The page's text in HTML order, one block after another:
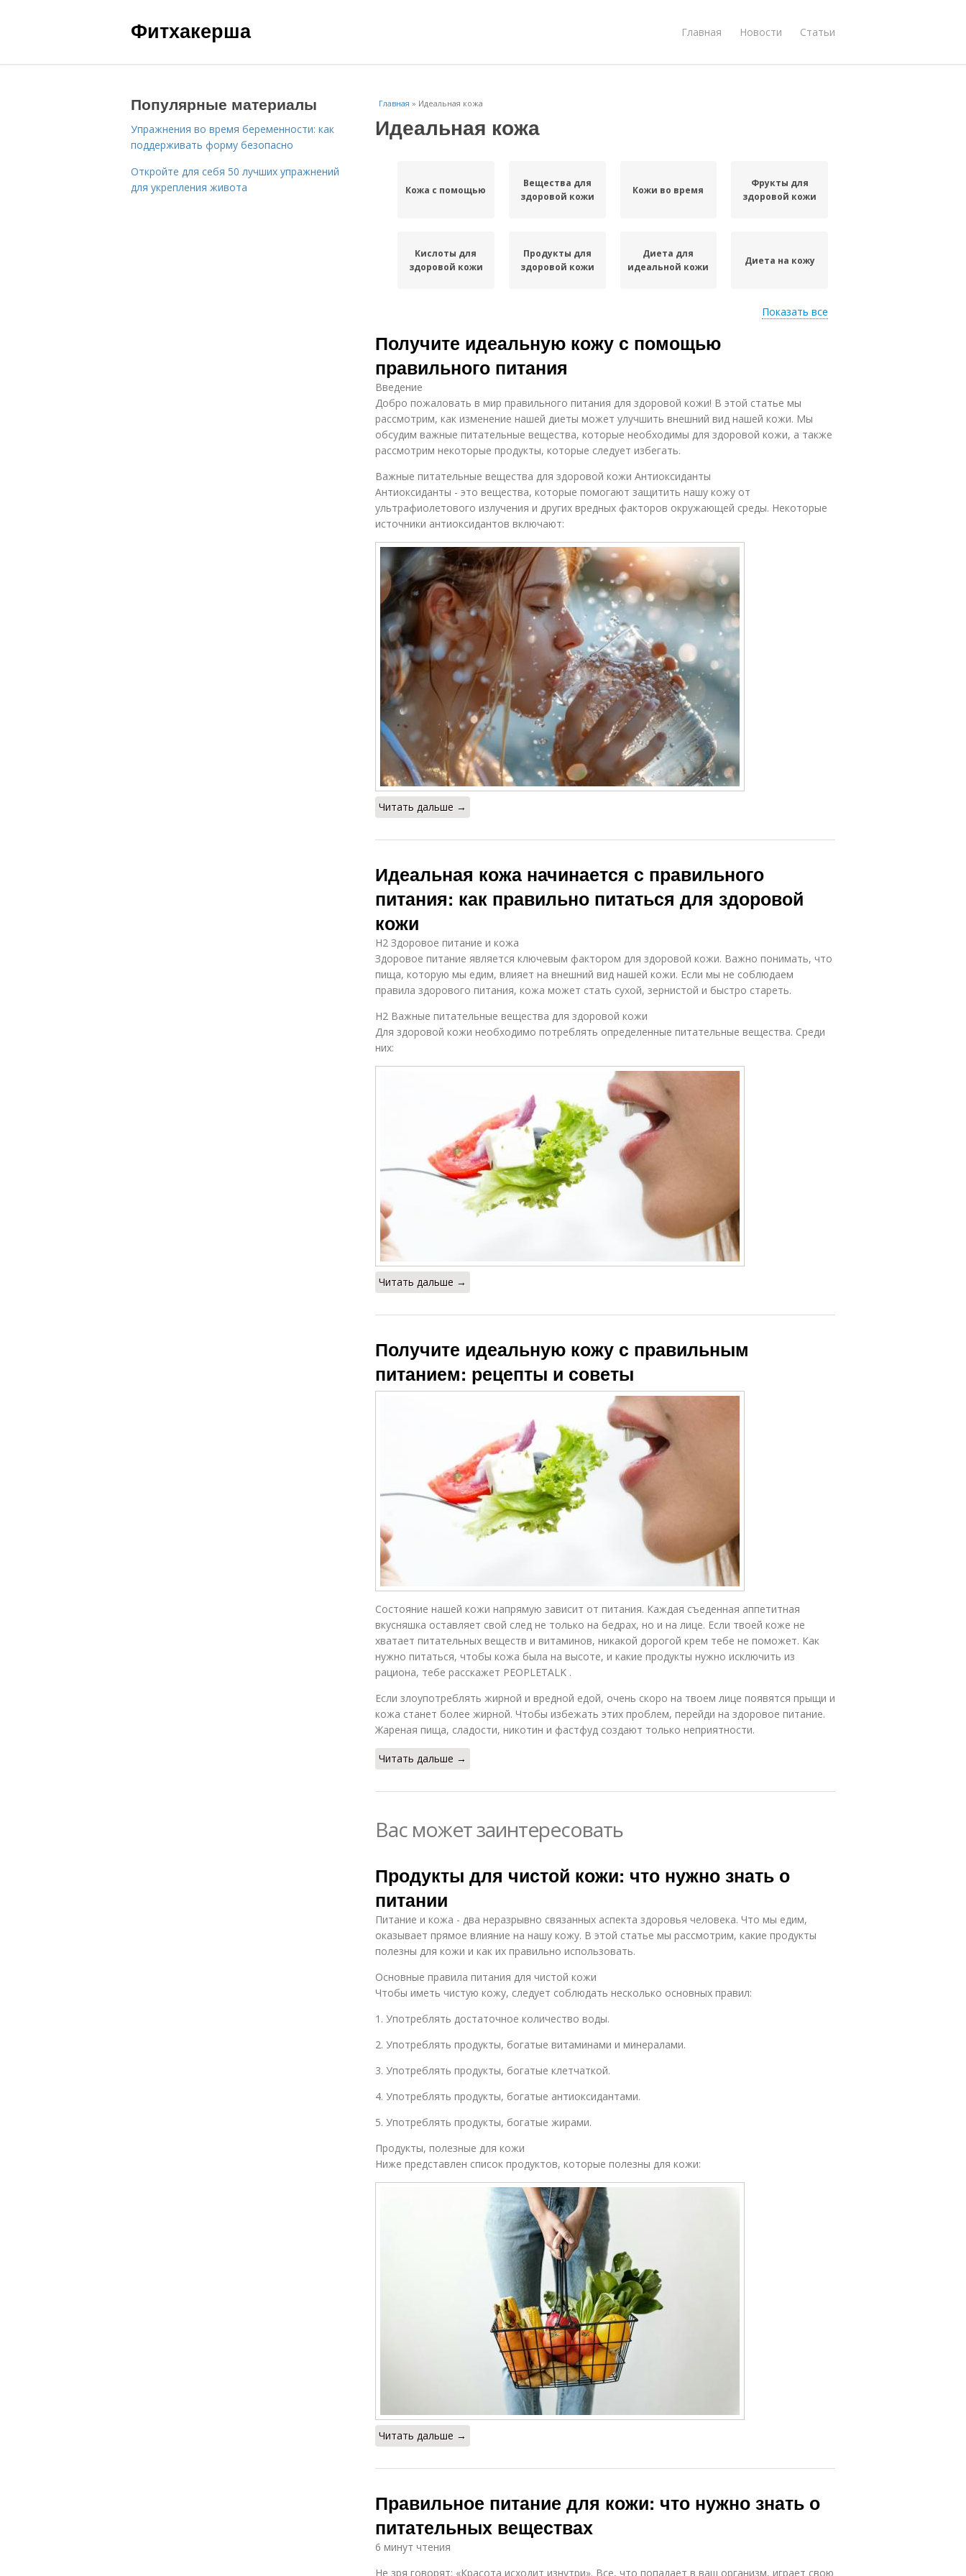
Фитхакерша Главная Новости Статьи
Главная » Идеальная кожа
Идеальная кожа
Кожа с помощью
Вещества для
здоровой кожи
Кожи во время
Фрукты для
здоровой кожи
Кислоты для
здоровой кожи
Продукты для
здоровой кожи
Диета для
идеальной кожи
Диета на кожу
питанием
чистой кожи
Показать все
Получите идеальную кожу с помощью
правильного питания
Введение
Добро пожаловать в мир правильного питания для здоровой кожи! В этой статье мы
рассмотрим, как изменение нашей диеты может улучшить внешний вид нашей кожи. Мы
обсудим важные питательные вещества, которые необходимы для здоровой кожи, а также
рассмотрим некоторые продукты, которые следует избегать.
Важные питательные вещества для здоровой кожи Антиоксиданты
Антиоксиданты - это вещества, которые помогают защитить нашу кожу от
ультрафиолетового излучения и других вредных факторов окружающей среды. Некоторые
источники антиоксидантов включают:
Читать дальше →
Идеальная кожа начинается с правильного
питания: как правильно питаться для здоровой
кожи
H2 Здоровое питание и кожа
Здоровое питание является ключевым фактором для здоровой кожи. Важно понимать, что
пища, которую мы едим, влияет на внешний вид нашей кожи. Если мы не соблюдаем
правила здорового питания, кожа может стать сухой, зернистой и быстро стареть.
H2 Важные питательные вещества для здоровой кожи
Для здоровой кожи необходимо потреблять определенные питательные вещества. Среди
них:
Читать дальше →
Получите идеальную кожу с правильным
питанием: рецепты и советы
Состояние нашей кожи напрямую зависит от питания. Каждая съеденная аппетитная
вкусняшка оставляет свой след не только на бедрах, но и на лице. Если твоей коже не
хватает питательных веществ и витаминов, никакой дорогой крем тебе не поможет. Как
нужно питаться, чтобы кожа была на высоте, и какие продукты нужно исключить из
рациона, тебе расскажет PEOPLETALK .
Если злоупотреблять жирной и вредной едой, очень скоро на твоем лице появятся прыщи и
кожа станет более жирной. Чтобы избежать этих проблем, перейди на здоровое питание.
Жареная пища, сладости, никотин и фастфуд создают только неприятности.
Читать дальше →
Вас может заинтересовать
Продукты для чистой кожи: что нужно знать о
питании
Питание и кожа - два неразрывно связанных аспекта здоровья человека. Что мы едим,
оказывает прямое влияние на нашу кожу. В этой статье мы рассмотрим, какие продукты
полезны для кожи и как их правильно использовать.
Основные правила питания для чистой кожи
Чтобы иметь чистую кожу, следует соблюдать несколько основных правил:
1. Употреблять достаточное количество воды.
2. Употреблять продукты, богатые витаминами и минералами.
3. Употреблять продукты, богатые клетчаткой.
4. Употреблять продукты, богатые антиоксидантами.
5. Употреблять продукты, богатые жирами.
Продукты, полезные для кожи
Ниже представлен список продуктов, которые полезны для кожи:
Читать дальше →
Правильное питание для кожи: что нужно знать о
питательных веществах
6 минут чтения
Не зря говорят: «Красота исходит изнутри». Все, что попадает в ваш организм, играет свою
Популярные материалы
Упражнения во время беременности: как
поддерживать форму безопасно
Откройте для себя 50 лучших упражнений
для укрепления живота